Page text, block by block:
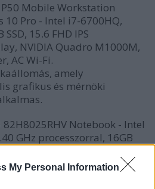
My Personal Information
Mobile Workstation
10 Pro - Intel i7-6700HQ,
SSD, 15.6 FHD IPS
NVIDIA Quadro M1000M,
AC Wi-Fi.
amely
grafikus és mérnöki
82H8025RHV Notebook - Intel
GHz processzorral, 16GB
használatra szánt notebook,